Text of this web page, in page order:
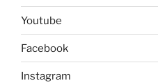
Youtube
Facebook
Instagram